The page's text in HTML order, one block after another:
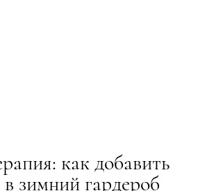
как добавить
зимний гардероб